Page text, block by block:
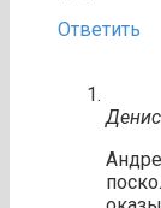
Ответить